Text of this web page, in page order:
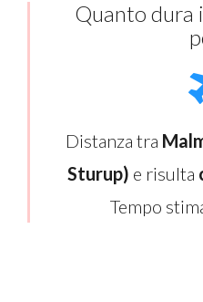
Quanto dura
Distanza tra
Sturup) e risulta
Tempo